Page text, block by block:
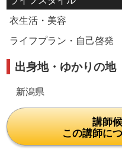
衣生活・美容
ライフプラン・自己啓発
出身地・ゆかりの地
新潟県
講師
この講師に